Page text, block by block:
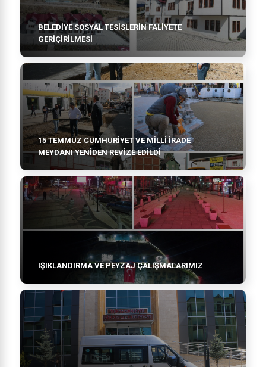
BELEDİYE SOSYAL TESİSLERİN FALİYETE
GERİÇİRİLMESİ
15 TEMMUZ CUMHURİYET VE MİLLİ İRADE
MEYDANI YENİDEN REVİZE EDİLDİ
IŞIKLANDIRMA VE PEYZAJ ÇALIŞMALARIMIZ